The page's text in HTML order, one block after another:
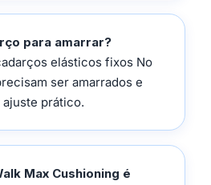
para amarrar?
elásticos fixos No
ser amarrados e
ajuste prático.
Max Cushioning é